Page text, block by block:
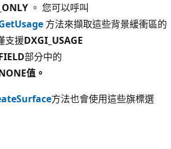
。 您可以呼叫
方法來擷取這些背景緩衝區的
支援DXGI_USAGE
部分中的
值。
方法也會使用這些旗標選